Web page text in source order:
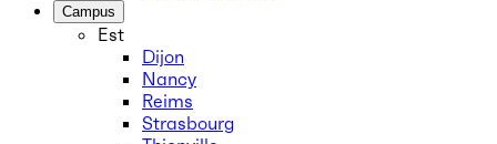
Campus
Est
Dijon
Nancy
Reims
Strasbourg